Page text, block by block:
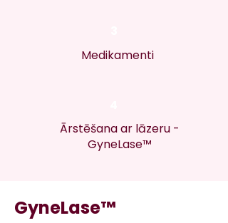
Medikamenti
Ārstēšana ar lāzeru -
GyneLase™
GyneLase™